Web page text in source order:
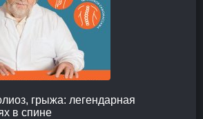
грыжа: легендарная
в спине